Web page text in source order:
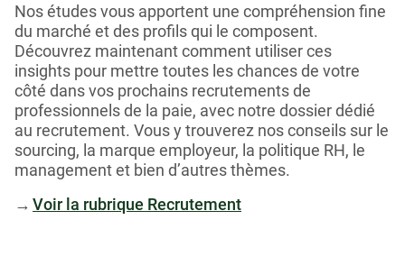
Nos études vous apportent une compréhension fine
du marché et des profils qui le composent.
Découvrez maintenant comment utiliser ces
insights pour mettre toutes les chances de votre
côté dans vos prochains recrutements de
professionnels de la paie, avec notre dossier dédié
au recrutement. Vous y trouverez nos conseils sur le
sourcing, la marque employeur, la politique RH, le
management et bien d’autres thèmes.
→ Voir la rubrique Recrutement